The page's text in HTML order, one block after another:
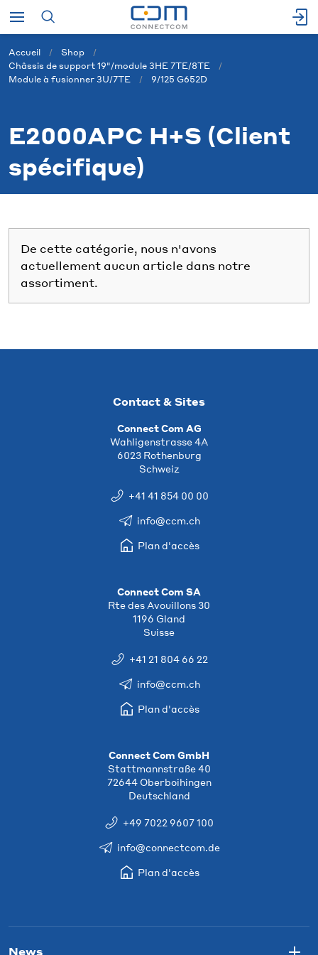
Accueil
Shop
Châssis de support 19"/module 3HE 7TE/8TE
Module à fusionner 3U/7TE
9/125 G652D
E2000APC H+S (Client
spécifique)
De cette catégorie, nous n'avons
actuellement aucun article dans notre
assortiment.
Contact & Sites
Connect Com AG
Wahligenstrasse 4A
6023 Rothenburg
Schweiz
+41 41 854 00 00
info@ccm.ch
Plan d'accès
Connect Com SA
Rte des Avouillons 30
1196 Gland
Suisse
+41 21 804 66 22
info@ccm.ch
Plan d'accès
Connect Com GmbH
Stattmannstraße 40
72644 Oberboihingen
Deutschland
+49 7022 9607 100
info@connectcom.de
Plan d'accès
News